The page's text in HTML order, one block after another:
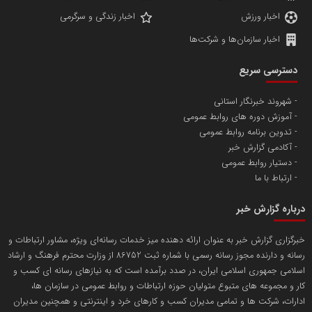
پایگاه اطلاع رسانی اعتلای نهادهای مردمی
تامین آهن اسفنجی تولیدکنندگان فولاد در کشور
تریبون
انتشار گسترده محتوا در رسانه گزارش خبر
مسعودصادقی
اخبار ورزش
اخبار زندگی و سرگرمی
اخبار سازمان‌ها و شرکت‌ها
دسترسی سریع
شهروند خبرنگار استانی
آموزش دوره های روابط عمومی
تدوین برنامه روابط عمومی
آکادمی گزارش خبر
دستیار روابط عمومی
ارتباط با ما
درباره گزارش خبر
خبرگزاری گزارش خبر به عنوان ارائه دهنده میز خدمات رسانه‌ای ویژه، مشاور ارتباطات و
رسانه و دارنده مجوز رسانه رسمی با شماره ثبت 86752 از وزارت محترم فرهنگ و ارشاد
اسلامی جمهوری اسلامی ایران، در صدد برآمده است که به نیازهای رسانه ای کسب و
کار و مجموعه های متبوع متولیان حوزه ارتباطات و روابط عمومی در سازمان ها،
ادارات، شرکت ها و تمامی مدیران کسب و کارهای خرد و اینترنتی و همچنین مدیران